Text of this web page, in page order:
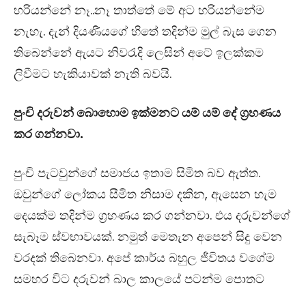
හරියන්නේ නෑ..නෑ තාත්තේ මේ අට හරියන්නේම
නැහැ. දැන් දියණියගේ හිතේ තදින්ම මුල් බැස ගෙන
තිබෙන්නේ ඇයට නිවරැදි ලෙසින් අටේ ඉලක්කම
ලිවීමට හැකියාවක් නැති බවයි.
පුංචි දරුවන් බොහොම ඉක්මනට යම් යම් දේ ග්‍රහණය
කර ගන්නවා.
පුංචි පැටවුන්ගේ සමාජය ඉතාම සිමිත බව ඇත්ත.
ඔවුන්ගේ ලෝකය සීමිත නිසාම දකින, ඇසෙන හැම
දෙයක්ම තදින්ම ග්‍රහණය කර ගන්නවා. එය දරුවන්ගේ
සැබෑම ස්වභාවයක්. නමුත් මෙතැන අපෙන් සිදු වෙන
වරදක් තිබෙනවා. අපේ කාර්ය බහුල ජීවිතය වගේම
සමහර විට දරුවන් බාල කාලයේ පටන්ම පොතට